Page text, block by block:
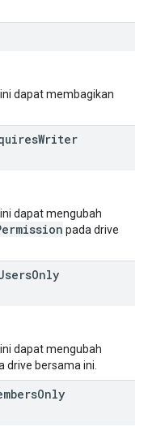
dapat membagikan
Writer
dapat mengubah
pada drive
Only
dapat mengubah
drive bersama ini.
Only